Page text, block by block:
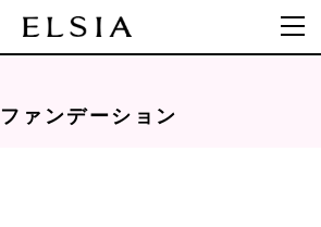
ァンデーション